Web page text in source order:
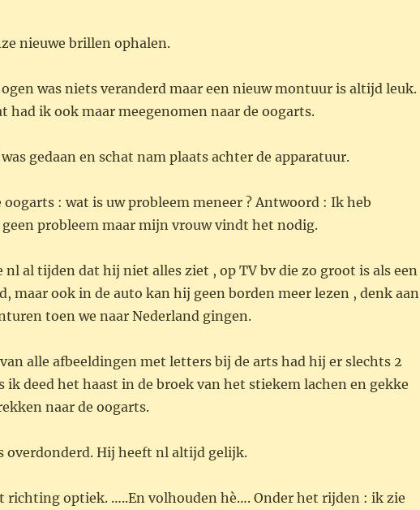
nieuwe brillen ophalen.
was niets veranderd maar een nieuw montuur is altijd leuk.
had ik ook maar meegenomen naar de oogarts.
gedaan en schat nam plaats achter de apparatuur.
oogarts : wat is uw probleem meneer ? Antwoord : Ik heb
probleem maar mijn vrouw vindt het nodig.
al tijden dat hij niet alles ziet , op TV bv die zo groot is als een
maar ook in de auto kan hij geen borden meer lezen , denk aan
toen we naar Nederland gingen.
alle afbeeldingen met letters bij de arts had hij er slechts 2
ik deed het haast in de broek van het stiekem lachen en gekke
naar de oogarts.
overdonderd. Hij heeft nl altijd gelijk.
richting optiek. …..En volhouden hè…. Onder het rijden : ik zie